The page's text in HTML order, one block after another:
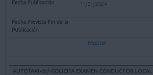
11/01/2024
Mostrar
AUTOTAXI<br/>SOLICITA EXAMEN CONDUCTOR LOCAL